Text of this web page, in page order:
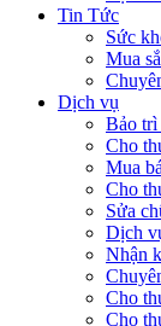
Tin Tức
Sức
Mua
Dịch vụ
Bảo trì
Cho
Mua
Cho
Sửa
Dịch
Nhận
Cho
Cho